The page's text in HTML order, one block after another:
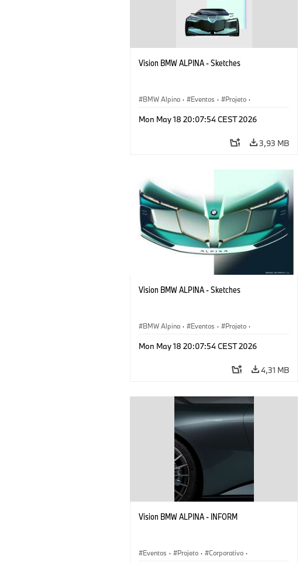
Vision BMW ALPINA - Sketches
BMW Alpina · Eventos · Projeto ·
Mon May 18 20:07:54 CEST 2026
3,93 MB
Vision BMW ALPINA - Sketches
BMW Alpina · Eventos · Projeto ·
Mon May 18 20:07:54 CEST 2026
4,31 MB
Vision BMW ALPINA - INFORM
Eventos · Projeto · Corporativo ·